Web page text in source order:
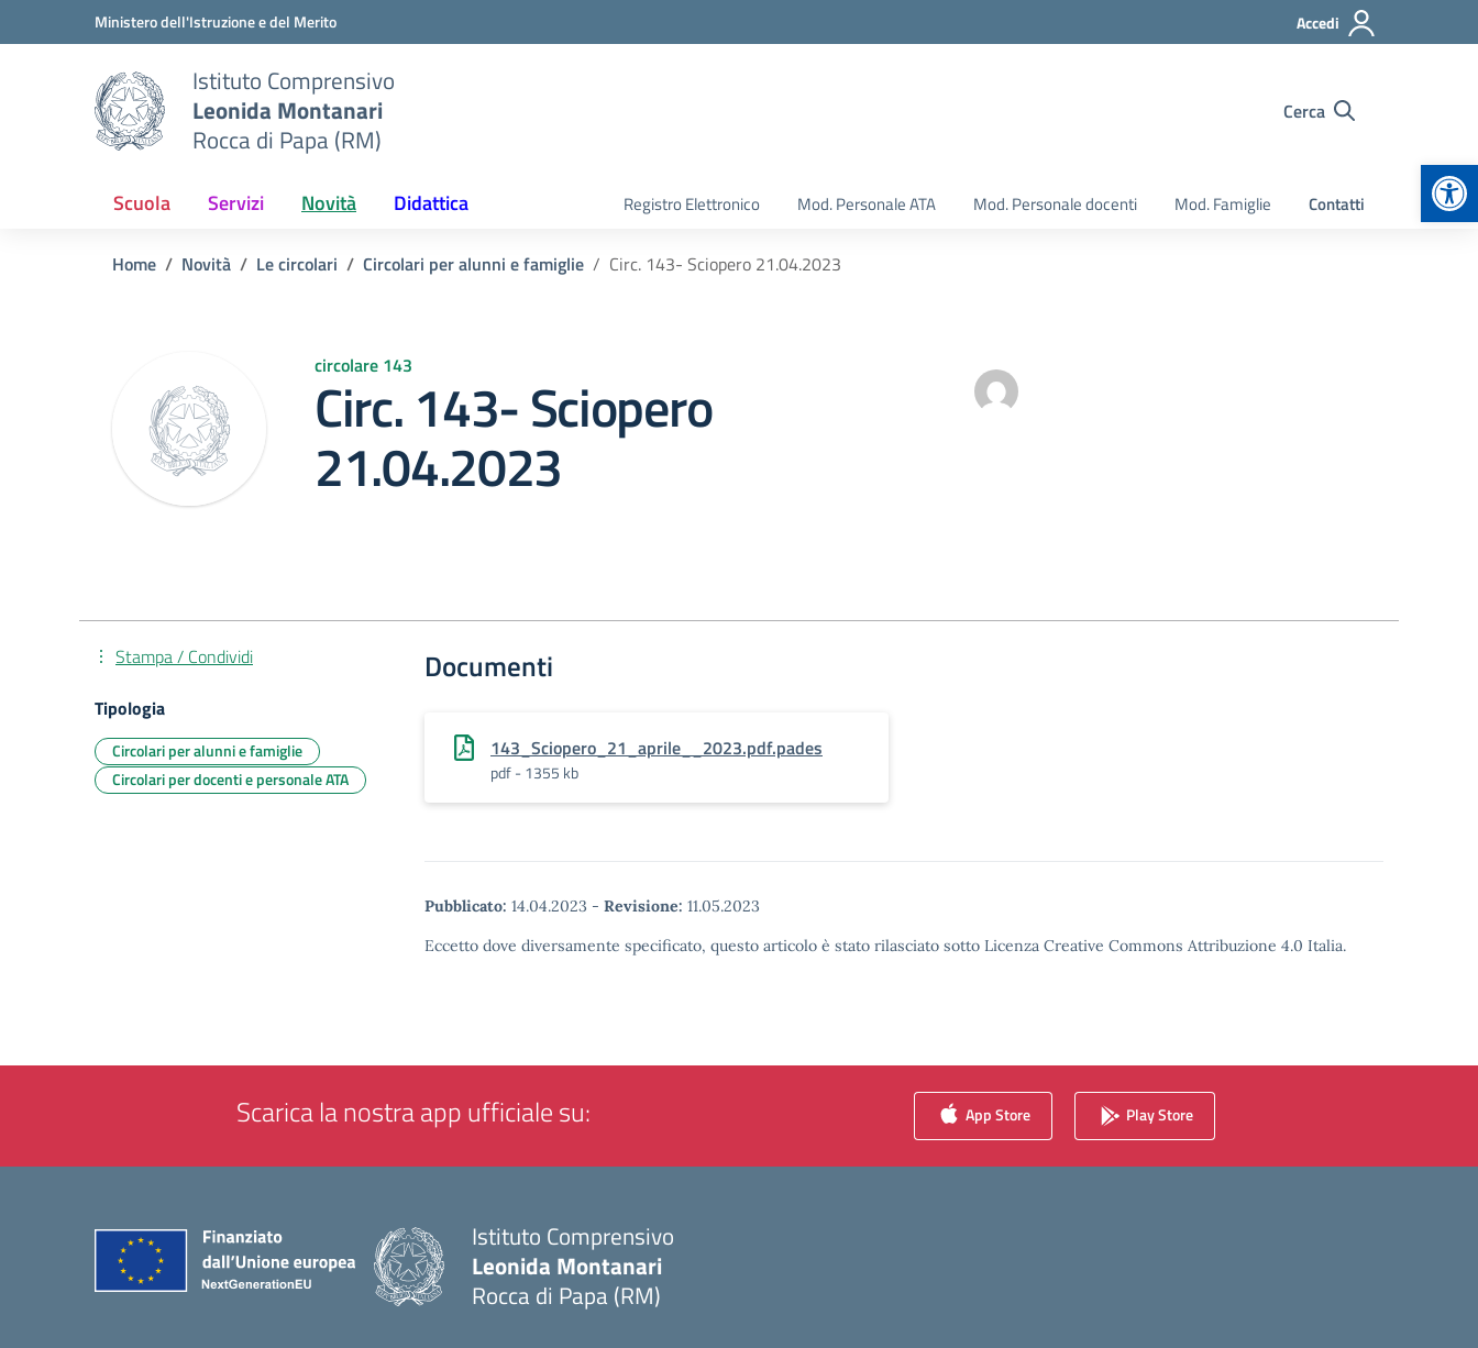
Vai ai contenuti
Vai al menu di navigazioneMinistero dell'Istruzione e del Merito Accedi
Istituto Comprensivo
Leonida Montanari
Rocca di Papa (RM)
Cerca
Scuola Servizi Novità Didattica Registro Elettronico Mod. Personale ATA Mod. Personale docenti Mod. Famiglie Contatti
Home Novità Le circolari Circolari per alunni e famiglie Circ. 143- Sciopero 21.04.2023
circolare 143
Circ. 143- Sciopero
21.04.2023
Documenti
143_Sciopero_21_aprile__2023.pdf.pades
pdf - 1355 kb
Pubblicato: 14.04.2023 - Revisione: 11.05.2023
Eccetto dove diversamente specificato, questo articolo è stato rilasciato sotto Licenza Creative Commons Attribuzione 4.0 Italia.
Stampa / Condividi
Tipologia
Circolari per alunni e famiglie
Circolari per docenti e personale ATA
Scarica la nostra app ufficiale su: App Store Play Store
Istituto Comprensivo
Leonida Montanari
Rocca di Papa (RM)